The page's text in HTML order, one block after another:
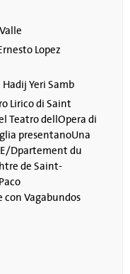
Lopez
Hadij Yeri Samb
Lirico di Saint
Teatro dellOpera di
presentanoUna
Dpartement du
de Saint-
Vagabundos